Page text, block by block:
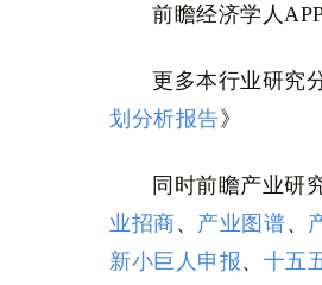
前瞻经济学人
更多本行业研究
划分析报告》
同时前瞻产业研
业招商、 产业图谱、
新小巨人申报、 十五